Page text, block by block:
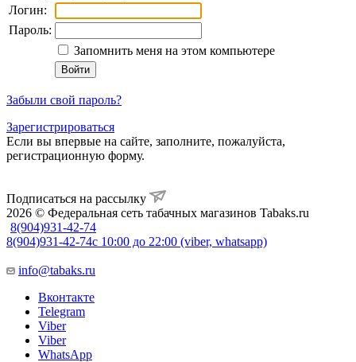
Логин:
Пароль:
Запомнить меня на этом компьютере
Забыли свой пароль?
Зарегистрироваться
Если вы впервые на сайте, заполните, пожалуйста,
регистрационную форму.
Подписаться на рассылку
2026 © Федеральная сеть табачных магазинов Tabaks.ru
8(904)931-42-74
8(904)931-42-74с 10:00 до 22:00 (viber, whatsapp)
info@tabaks.ru
Вконтакте
Telegram
Viber
Viber
WhatsApp